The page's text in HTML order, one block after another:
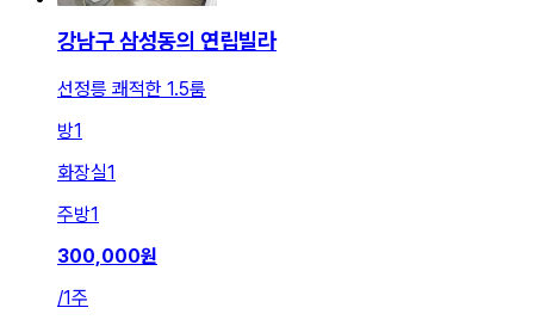
강남구 삼성동의 연립빌라
선정릉 쾌적한 1.5룸
방1
화장실1
주방1
300,000원
/1주